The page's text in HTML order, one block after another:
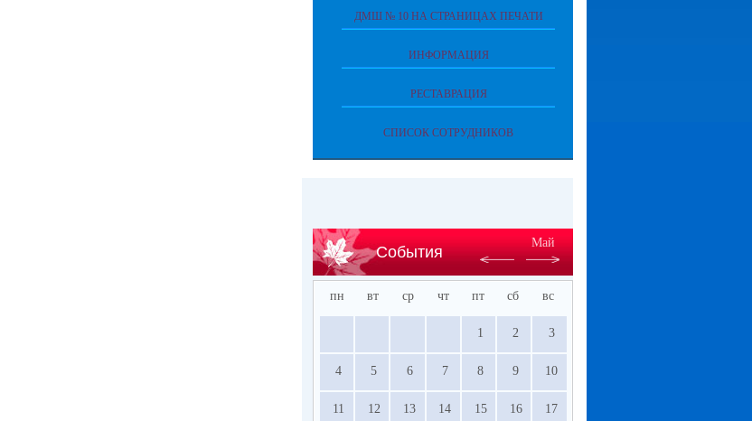
ДМШ № 10 НА СТРАНИЦАХ ПЕЧАТИ
ИНФОРМАЦИЯ
РЕСТАВРАЦИЯ
СПИСОК СОТРУДНИКОВ
События
Май
пн вт ср чт пт сб вс
1 2 3
4 5 6 7 8 9 10
11 12 13 14 15 16 17